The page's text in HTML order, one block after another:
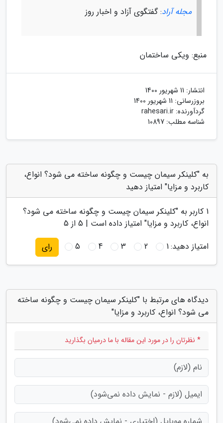
مجله آراد: گفتگوی آزاد و اخبار روز
منبع: ویکی ساختمان
انتشار: 11 شهریور 1400
بروزرسانی: 11 شهریور 1400
گردآورنده: rahesari.ir
شناسه مطلب: 10897
به "کلینکر سیمان چیست و چگونه ساخته می شود؟ انواع،
کاربرد و مزایا" امتیاز دهید
1 کاربر به "کلینکر سیمان چیست و چگونه ساخته می شود؟
انواع، کاربرد و مزایا" امتیاز داده است | 5 از 5
امتیاز دهید:1
2
3
4
5 رای
دیدگاه های مرتبط با "کلینکر سیمان چیست و چگونه ساخته
می شود؟ انواع، کاربرد و مزایا"
* نظرتان را در مورد این مقاله با ما درمیان بگذارید